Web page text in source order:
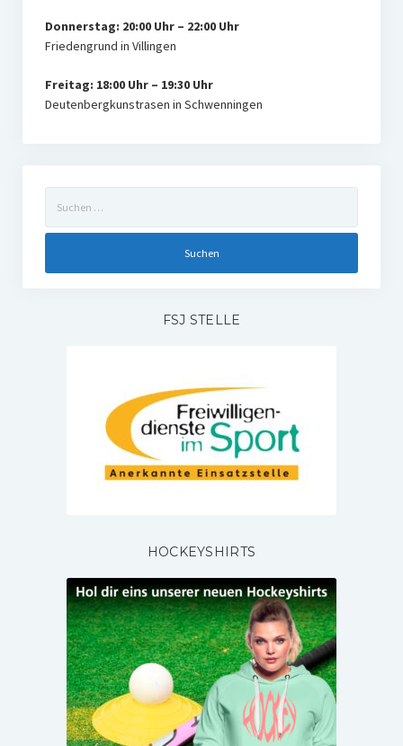
Donnerstag: 20:00 Uhr – 22:00 Uhr
Friedengrund in Villingen
Freitag: 18:00 Uhr – 19:30 Uhr
Deutenbergkunstrasen in Schwenningen
nach:
FSJ STELLE
HOCKEYSHIRTS